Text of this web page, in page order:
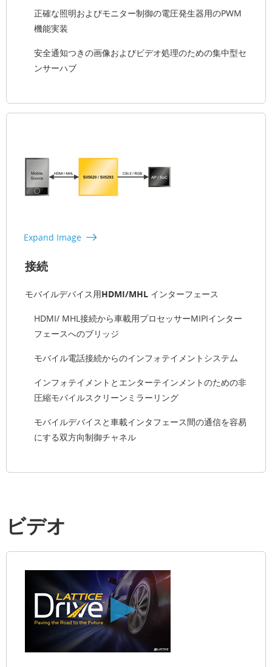
正確な照明およびモニター制御の電圧発生器用のPWM
機能実装
安全通知つきの画像およびビデオ処理のための集中型セ
ンサーハブ
Expand Image
接続
モバイルデバイス用HDMI/MHL インターフェース
HDMI/ MHL接続から車載用プロセッサーMIPIインター
フェースへのブリッジ
モバイル電話接続からのインフォテイメントシステム
インフォテイメントとエンターテインメントのための非
圧縮モバイルスクリーンミラーリング
モバイルデバイスと車載インタフェース間の通信を容易
にする双方向制御チャネル
ビデオ